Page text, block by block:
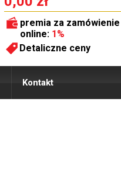
premia za zamówienie
online: 1%
Detaliczne ceny
Kontakt